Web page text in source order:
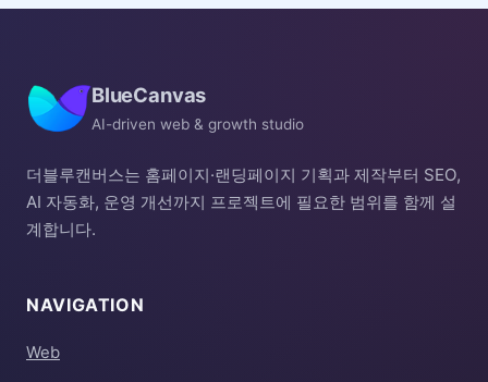
BlueCanvas
AI-driven web & growth studio
더블루캔버스는 홈페이지·랜딩페이지 기획과 제작부터 SEO,
AI 자동화, 운영 개선까지 프로젝트에 필요한 범위를 함께 설
계합니다.
NAVIGATION
Web